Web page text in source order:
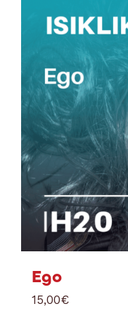
Ego
15,00€